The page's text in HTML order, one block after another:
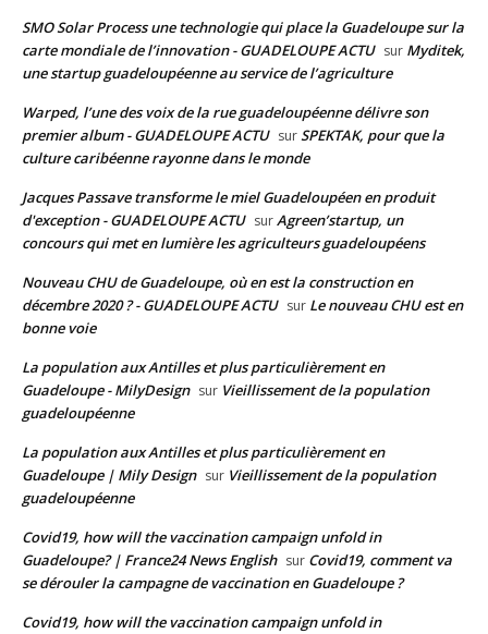
SMO Solar Process une technologie qui place la Guadeloupe sur la
carte mondiale de l’innovation - GUADELOUPE ACTU sur Myditek,
une startup guadeloupéenne au service de l’agriculture
Warped, l’une des voix de la rue guadeloupéenne délivre son
premier album - GUADELOUPE ACTU surSPEKTAK, pour que la
culture caribéenne rayonne dans le monde
Jacques Passave transforme le miel Guadeloupéen en produit
d'exception - GUADELOUPE ACTU surAgreen’startup, un
concours qui met en lumière les agriculteurs guadeloupéens
Nouveau CHU de Guadeloupe, où en est la construction en
décembre 2020 ? - GUADELOUPE ACTU sur Le nouveau CHU est en
bonne voie
La population aux Antilles et plus particulièrement en
Guadeloupe - MilyDesign sur Vieillissement de la population
guadeloupéenne
La population aux Antilles et plus particulièrement en
Guadeloupe | Mily Design sur Vieillissement de la population
guadeloupéenne
Covid19, how will the vaccination campaign unfold in
Guadeloupe? | France24 News English sur Covid19, comment va
se dérouler la campagne de vaccination en Guadeloupe ?
Covid19, how will the vaccination campaign unfold in